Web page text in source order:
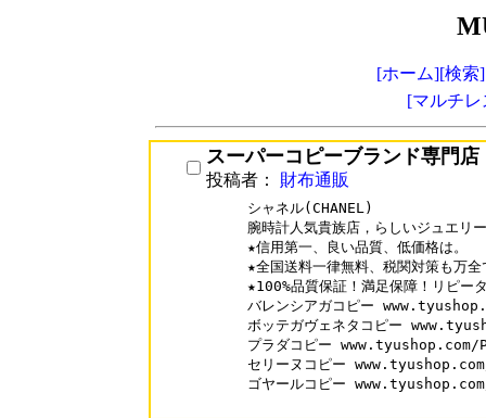
[ホーム][検索]
[マルチ
スーパーコピーブランド専門店
投稿者： 財布通販
シャネル(CHANEL)
腕時計人気貴族店，らしいジュエリー
★信用第一、良い品質、低価格は。
★全国送料一律無料、税関対策も万全
★100%品質保証！満足保障！リピー
バレンシアガコピー
ボッテガヴェネタコピー
プラダコピー www.tyushop.com/
セリーヌコピー
ゴヤールコピー